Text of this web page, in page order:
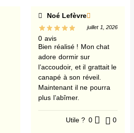
Noé Lefèvre
0 avis
juillet 1, 2026
Bien réalisé ! Mon chat
adore dormir sur
l’accoudoir, et il grattait le
canapé à son réveil.
Maintenant il ne pourra
plus l’abîmer.
Utile ? 0 0